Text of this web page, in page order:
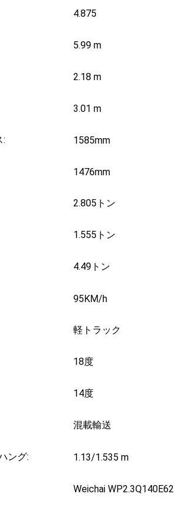
4.875
5.99 m
2.18 m
3.01 m
: 1585mm
1476mm
2.805トン
1.555トン
4.49トン
95KM/h
軽トラック
18度
14度
混載輸送
ング: 1.13/1.535 m
Weichai WP2.3Q140E62